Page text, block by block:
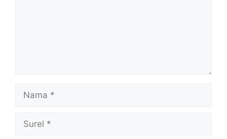
Nama
Surel